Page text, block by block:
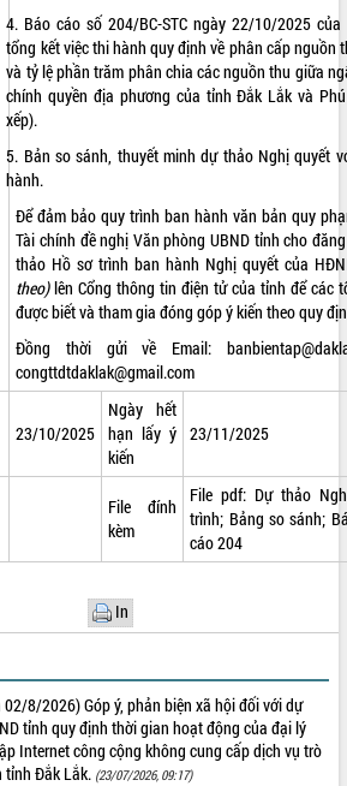
năm
Pui
Việt
dung
Minh
công với
4. Báo cáo số 204/BC-STC ngày 22/10/2025 của
tổng kết việc thi hành quy định về phân cấp nguồn
và tỷ lệ phần trăm phân chia các nguồn thu giữa
chính quyền địa phương của tỉnh Đắk Lắk và
xếp).
5. Bản so sánh, thuyết minh dự thảo Nghị quyết
hành.
Để đảm bảo quy trình ban hành văn bản quy
Tài chính đề nghị Văn phòng UBND tỉnh cho
thảo Hồ sơ trình ban hành Nghị quyết của
theo)lên Cổng thông tin điện tử của tỉnh để các
được biết và tham gia đóng góp ý kiến theo quy
Đồng thời gửi về Email:
congttdtdaklak@gmail.com
23/10/2025
Ngày hết
hạn lấy ý
kiến
23/11/2025
File đính
kèm
File pdf: Dự thảo
trình; Bảng so sánh;
cáo 204
In
8/2026) Góp ý, phản biện xã hội đối với dự
tỉnh quy định thời gian hoạt động của đại lý
Internet công cộng không cung cấp dịch vụ trò
tỉnh Đắk Lắk. (23/07/2026, 09:17)